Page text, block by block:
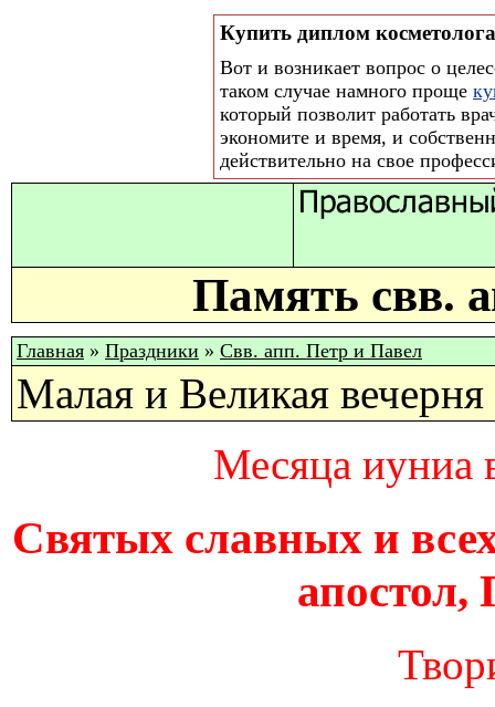
Купить диплом косметолога
Вот и возникает вопрос о
таком случае намного проще
который позволит работать
экономите и время, и
действительно на свое
Память свв.
Главная » Праздники » Свв. апп. Петр и Павел
Малая и Великая вечерня
Месяца иуниа
Святых славных и
апостол,